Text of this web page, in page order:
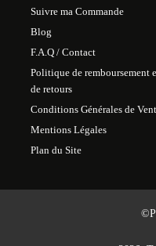
Suivre ma Commande
Blog
F.A.Q / Contact
Politique de remboursement
de retours
Conditions Générales de
Mentions Légales
Plan du Site